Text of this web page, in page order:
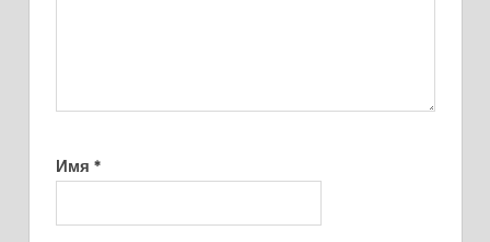
Имя *